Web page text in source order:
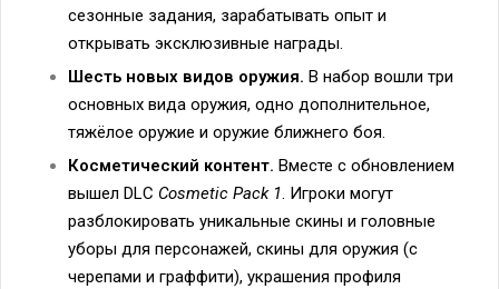
сезонные задания, зарабатывать опыт и
открывать эксклюзивные награды.
Шесть новых видов оружия. В набор вошли три
основных вида оружия, одно дополнительное,
тяжёлое оружие и оружие ближнего боя.
Косметический контент. Вместе с обновлением
вышел DLC Cosmetic Pack 1. Игроки могут
разблокировать уникальные скины и головные
уборы для персонажей, скины для оружия (с
черепами и граффити), украшения профиля